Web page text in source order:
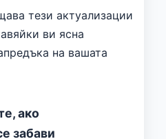
тези актуализации
ви ясна
на вашата
ако
забави